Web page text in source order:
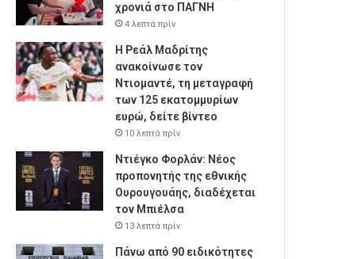
χρονιά στο ΠΑΓΝΗ
4 λεπτά πρίν
Η Ρεάλ Μαδρίτης
ανακοίνωσε τον
Ντιομαντέ, τη μεταγραφή
των 125 εκατομμυρίων
ευρώ, δείτε βίντεο
10 λεπτά πρίν
Ντιέγκο Φορλάν: Νέος
προπονητής της εθνικής
Ουρουγουάης, διαδέχεται
τον Μπιέλσα
13 λεπτά πρίν
Πάνω από 90 ειδικότητες